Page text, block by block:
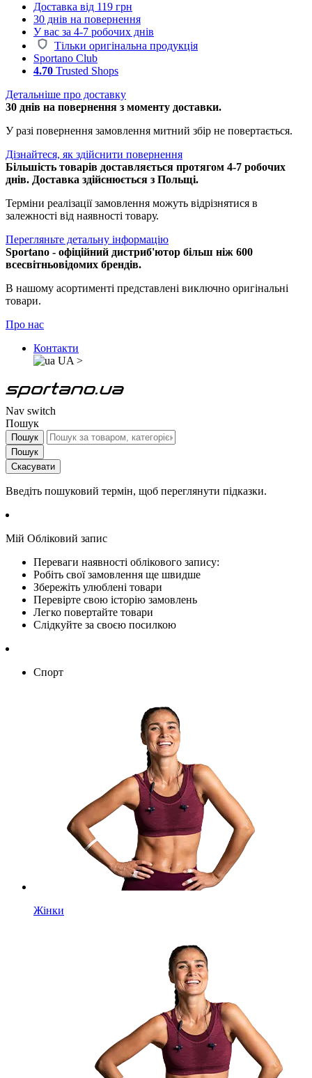
Доставка від 119 грн
30 днів на повернення
У вас за 4-7 робочих днів
Тільки оригінальна продукція
Sportano Club
4.70 Trusted Shops
Детальніше про доставку
30 днів на повернення з моменту доставки.
У разі повернення замовлення митний збір не повертається.
Дізнайтеся, як здійснити повернення
Більшість товарів доставляється протягом 4-7 робочих
днів. Доставка здійснюється з Польщі.
Терміни реалізації замовлення можуть відрізнятися в
залежності від наявності товару.
Перегляньте детальну інформацію
Sportano - офіційний дистриб'ютор більш ніж 600
всесвітньовідомих брендів.
В нашому асортименті представлені виключно оригінальні
товари.
Про нас
Контакти
UA >
Nav switch
Пошук
Пошук
Пошук
Скасувати
Введіть пошуковий термін, щоб переглянути підказки.
Мій Обліковий запис
Переваги наявності облікового запису:
Робіть свої замовлення ще швидше
Збережіть улюблені товари
Перевірте свою історію замовлень
Легко повертайте товари
Слідкуйте за своєю посилкою
Спорт
Жінки